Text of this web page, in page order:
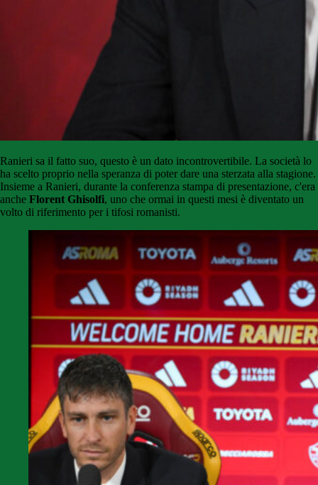
Ranieri sa il fatto suo, questo è un dato incontrovertibile. La società lo
ha scelto proprio nella speranza di poter dare una sterzata alla stagione.
Insieme a Ranieri, durante la conferenza stampa di presentazione, c'era
anche Florent Ghisolfi, uno che ormai in questi mesi è diventato un
volto di riferimento per i tifosi romanisti.